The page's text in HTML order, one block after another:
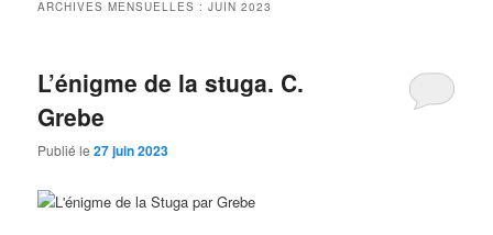
ARCHIVES MENSUELLES :JUIN 2023
L’énigme de la stuga. C.
Grebe
Publié le27 juin 2023